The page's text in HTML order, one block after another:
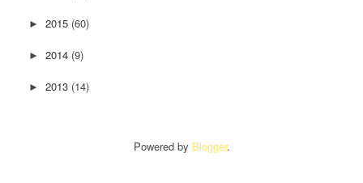
► 2015 (60)
► 2014 (9)
► 2013 (14)
Powered by Blogger.